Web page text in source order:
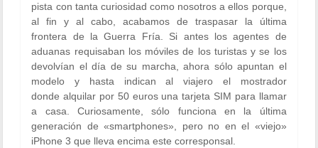
pista con tanta curiosidad como nosotros a ellos porque,
al fin y al cabo, acabamos de traspasar la última
frontera de la Guerra Fría. Si antes los agentes de
aduanas requisaban los móviles de los turistas y se los
devolvían el día de su marcha, ahora sólo apuntan el
modelo y hasta indican al viajero el mostrador
donde alquilar por 50 euros una tarjeta SIM para llamar
a casa. Curiosamente, sólo funciona en la última
generación de «smartphones», pero no en el «viejo»
iPhone 3 que lleva encima este corresponsal.